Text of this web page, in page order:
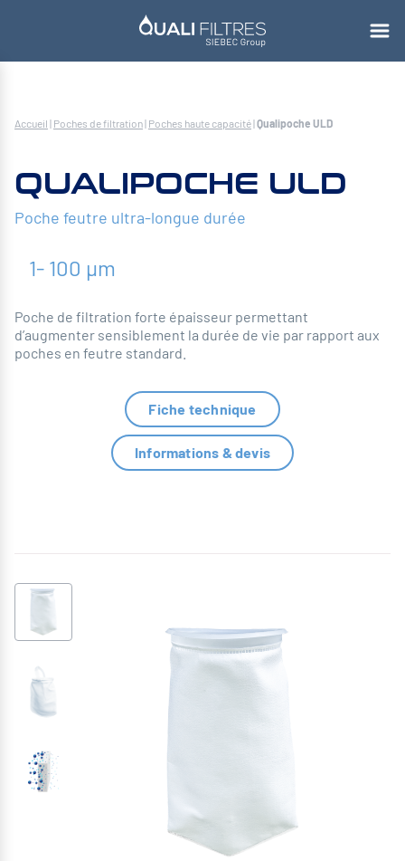
Accueil | Poches de filtration| Poches haute capacité|Qualipoche ULD
QUALIPOCHE ULD
Poche feutre ultra-longue durée
1- 100 µm
Poche de filtration forte épaisseur permettant
d’augmenter sensiblement la durée de vie par rapport aux
poches en feutre standard.
Fiche technique
Informations & devis